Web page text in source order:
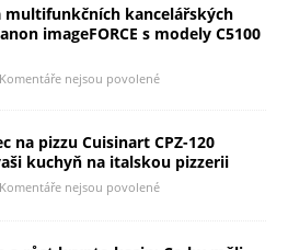
multifunkčních kancelářských
imageFORCE s modely C5100
Komentáře nejsou povolené
na pizzu Cuisinart CPZ-120
kuchyň na italskou pizzerii
Komentáře nejsou povolené